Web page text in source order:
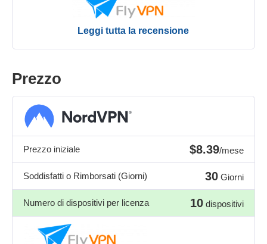
Leggi tutta la recensione
Prezzo
Prezzo iniziale $8.39/mese
Soddisfatti o Rimborsati (Giorni) 30 Giorni
Numero di dispositivi per licenza 10 dispositivi